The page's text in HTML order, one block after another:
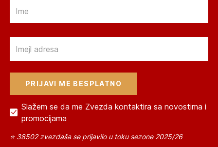
Slažem se da me Zvezda kontaktira sa novostima i
promocijama
⭐ 38502 zvezdaša se prijavilo u toku sezone 2025/26